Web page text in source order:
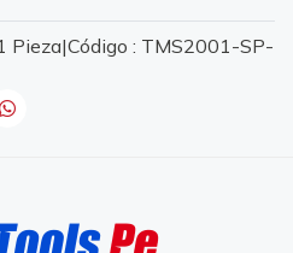
Pieza|Código : TMS2001-SP-